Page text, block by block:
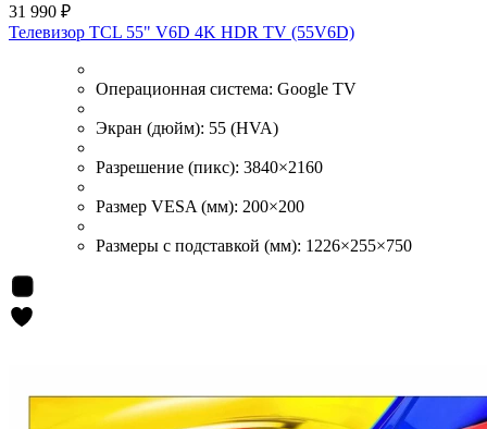
31 990 ₽
Телевизор TCL 55" V6D 4K HDR TV (55V6D)
Операционная система: Google TV
Экран (дюйм): 55 (HVA)
Разрешение (пикс): 3840×2160
Размер VESA (мм): 200×200
Размеры с подставкой (мм): 1226×255×750